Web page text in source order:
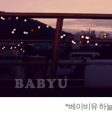
*베이비유 하